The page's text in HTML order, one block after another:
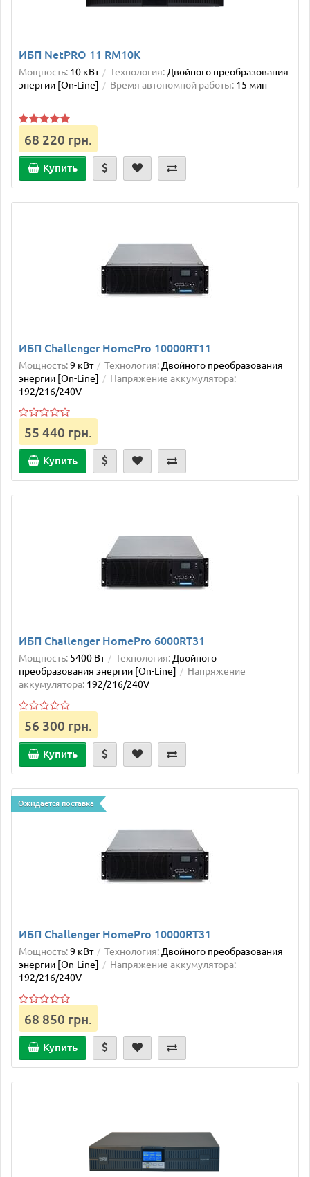
ИБП NetPRO 11 RM10K
Мощность: 10 кВт Технология: Двойного преобразования
энергии [On-Line]
Время автономной работы: 15 мин
68 220 грн.
Купить
ИБП Challenger HomePro 10000RT11
Мощность:9 кВт Технология: Двойного преобразования
энергии [On-Line]
Напряжение аккумулятора:
192/216/240V
55 440 грн.
Купить
ИБП Challenger HomePro 6000RT31
Мощность: 5400 Вт Технология: Двойного
преобразования энергии [On-Line]
Напряжение
аккумулятора: 192/216/240V
56 300 грн.
Купить
Ожидается поставка
ИБП Challenger HomePro 10000RT31
Мощность:9 кВт Технология: Двойного преобразования
энергии [On-Line]
Напряжение аккумулятора:
192/216/240V
68 850 грн.
Купить